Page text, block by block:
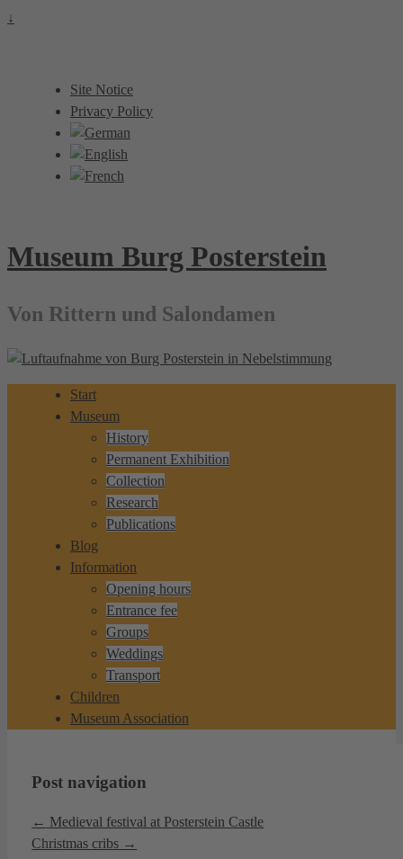
↓
Site Notice
Privacy Policy
Museum Burg Posterstein
Von Rittern und Salondamen
Start
Museum
History
Permanent Exhibition
Collection
Research
Publications
Blog
Information
Opening hours
Entrance fee
Groups
Weddings
Transport
Children
Museum Association
Post navigation
← Medieval festival at Posterstein Castle
Christmas cribs →